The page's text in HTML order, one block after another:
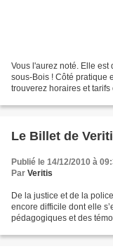
Vous l'aurez noté. Elle
sous-Bois ! Côté pratique
trouverez horaires et
Le Billet de
Publié le 14/12/2010 à
Par Veritis
De la justice et de la
encore difficile dont elle
pédagogiques et des